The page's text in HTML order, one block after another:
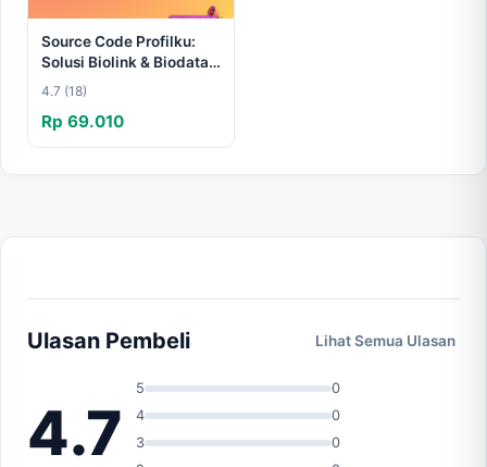
Source Code Profilku:
Solusi Biolink & Biodata
Profesional untuk Jejak
4.7 (18)
Rp 69.010
Ulasan Pembeli Lihat Semua Ulasan
4.7
5
0
4
0
3
0